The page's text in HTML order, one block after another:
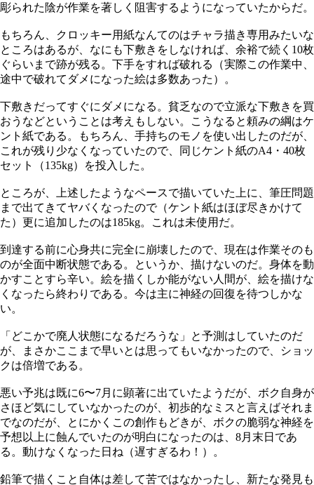
彫られた陰が作業を著しく阻害するようになっていたからだ。
もちろん、クロッキー用紙なんてのはチャラ描き専用みたいな
ところはあるが、なにも下敷きをしなければ、余裕で続く10枚
ぐらいまで跡が残る。下手をすれば破れる（実際この作業中、
途中で破れてダメになった絵は多数あった）。
下敷きだってすぐにダメになる。貧乏なので立派な下敷きを買
おうなどということは考えもしない。こうなると頼みの綱はケ
ント紙である。もちろん、手持ちのモノを使い出したのだが、
これが残り少なくなっていたので、同じケント紙のA4・40枚
セット（135kg）を投入した。
ところが、上述したようなペースで描いていた上に、筆圧問題
まで出てきてヤバくなったので（ケント紙はほぼ尽きかけて
た）更に追加したのは185kg。これは未使用だ。
到達する前に心身共に完全に崩壊したので、現在は作業そのも
のが全面中断状態である。というか、描けないのだ。身体を動
かすことすら辛い。絵を描くしか能がない人間が、絵を描けな
くなったら終わりである。今は主に神経の回復を待つしかな
い。
「どこかで廃人状態になるだろうな」と予測はしていたのだ
が、まさかここまで早いとは思ってもいなかったので、ショッ
クは倍増である。
悪い予兆は既に6〜7月に顕著に出ていたようだが、ボク自身が
さほど気にしていなかったのが、初歩的なミスと言えばそれま
でなのだが、とにかくこの創作もどきが、ボクの脆弱な神経を
予想以上に蝕んでいたのが明白になったのは、8月末日であ
る。動けなくなった日ね（遅すぎるわ！）。
鉛筆で描くこと自体は差して苦ではなかったし、新たな発見も